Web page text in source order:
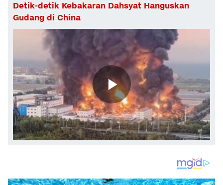
Detik-detik Kebakaran Dahsyat Hanguskan
Gudang di China